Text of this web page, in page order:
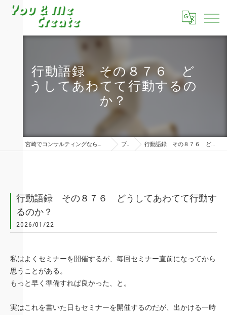
行動語録 その８７６ ど
うしてあわてて行動するの
か？
宮崎でコンサルティングならユーアンドミークリエイト株式会社 ブログ 行動語録 その８７６ どうしてあわてて行動するのか？
行動語録 その８７６ どうしてあわてて行動す
るのか？
2026/01/22
私はよくセミナーを開催するが、毎回セミナー直前になってから
思うことがある。
もっと早く準備すれば良かった、と。
実はこれを書いた日もセミナーを開催するのだが、出かける一時